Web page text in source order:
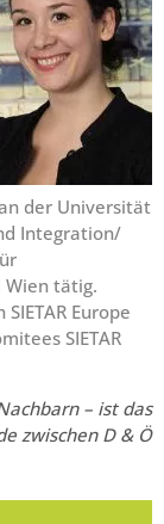
der Universität
Integration/
Wien tätig.
Europe
SIETAR
– ist das
zwischen D & Ö